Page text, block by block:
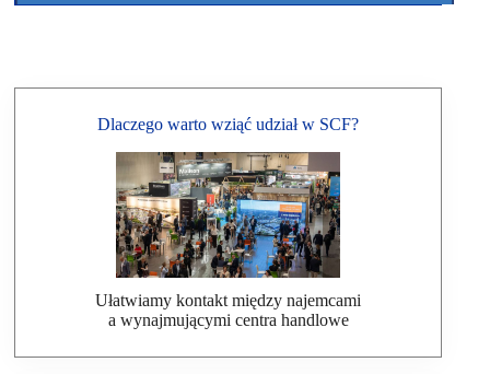
Dlaczego warto wziąć udział w SCF?
Ułatwiamy kontakt między najemcami
a wynajmującymi centra handlowe